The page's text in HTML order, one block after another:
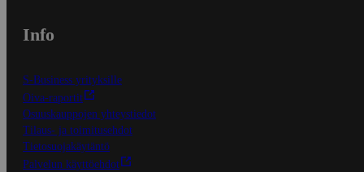
Info
S-Business yrityksille
Oiva-raportit
Osuuskauppojen yhteystiedot
Tilaus- ja toimitusehdot
Tietosuojakäytäntö
Palvelun käyttöehdot